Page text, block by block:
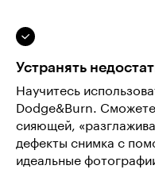
Устранять
Научитесь
Dodge&Burn.
сияющей,
дефекты снимка с
идеальные